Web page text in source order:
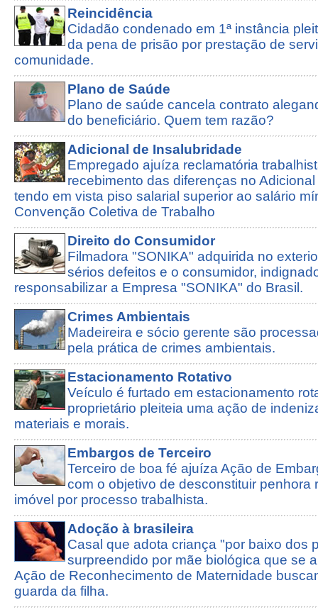
Reincidência
Cidadão condenado em 1ª instância
da pena de prisão por prestação de
comunidade.
Plano de Saúde
Plano de saúde cancela contrato
do beneficiário. Quem tem razão?
Adicional de Insalubridade
Empregado ajuíza reclamatória
recebimento das diferenças no
tendo em vista piso salarial superior ao salário
Convenção Coletiva de Trabalho
Direito do Consumidor
Filmadora "SONIKA" adquirida no
sérios defeitos e o consumidor,
responsabilizar a Empresa "SONIKA" do Brasil.
Crimes Ambientais
Madeireira e sócio gerente são
pela prática de crimes ambientais.
Estacionamento Rotativo
Veículo é furtado em estacionamento
proprietário pleiteia uma ação de
materiais e morais.
Embargos de Terceiro
Terceiro de boa fé ajuíza Ação de
com o objetivo de desconstituir penhora
imóvel por processo trabalhista.
Adoção à brasileira
Casal que adota criança "por baixo dos
surpreendido por mãe biológica que se
Ação de Reconhecimento de Maternidade
guarda da filha.